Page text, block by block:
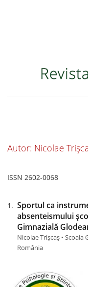
Autor: Nicolae
ISSN 2602-0068
Sportul ca
absenteismului
Gimnazială
Nicolae Trișcaș • Scoala
România